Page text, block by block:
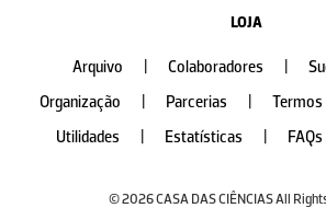
LOJA
Arquivo Colaboradores
Organização
Parcerias Termos
Utilidades
Estatísticas FAQs
© 2026 CASA DAS CIÊNCIAS All